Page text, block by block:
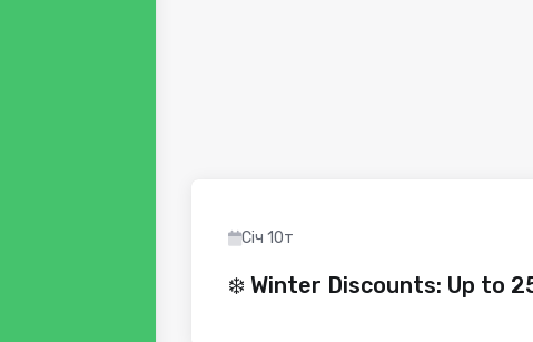
Січ 10т
❄️ Winter Discounts: Up to